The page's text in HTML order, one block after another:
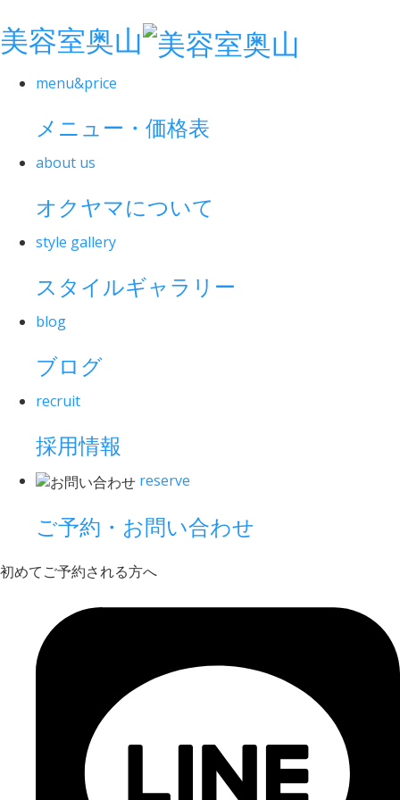
美容室奥山
menu&price
メニュー・価格表
about us
オクヤマについて
style gallery
スタイルギャラリー
blog
ブログ
recruit
採用情報
reserve
ご予約・お問い合わせ
初めてご予約される方へ